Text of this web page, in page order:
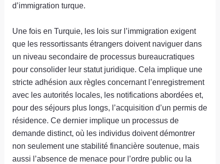
d’immigration turque.
Une fois en Turquie, les lois sur l’immigration exigent
que les ressortissants étrangers doivent naviguer dans
un niveau secondaire de processus bureaucratiques
pour consolider leur statut juridique. Cela implique une
stricte adhésion aux règles concernant l’enregistrement
avec les autorités locales, les notifications abordées et,
pour des séjours plus longs, l’acquisition d’un permis de
résidence. Ce dernier implique un processus de
demande distinct, où les individus doivent démontrer
non seulement une stabilité financière soutenue, mais
aussi l’absence de menace pour l’ordre public ou la